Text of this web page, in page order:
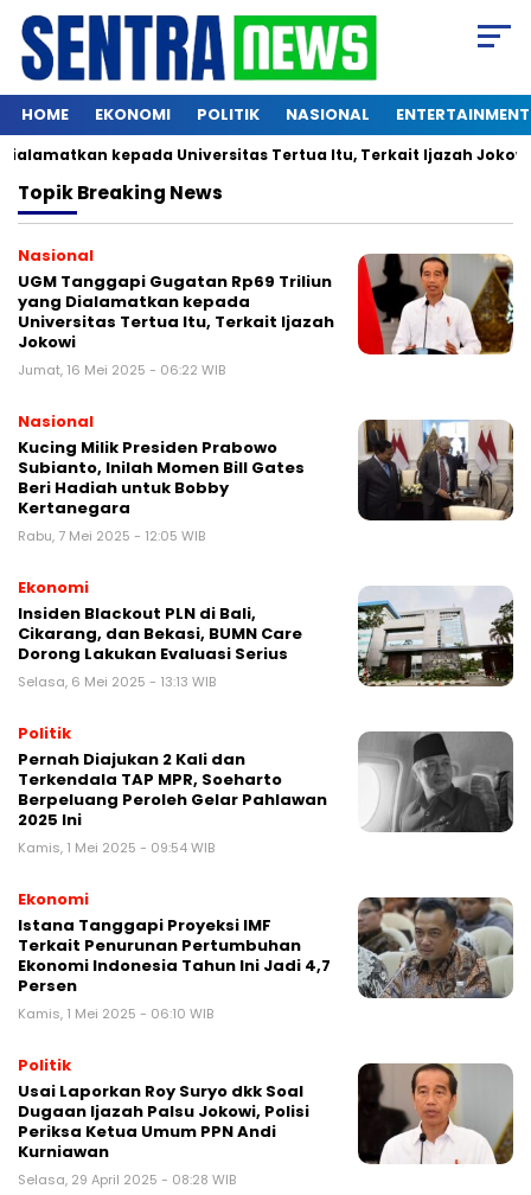
HOME EKONOMI POLITIK NASIONAL ENTERTAINMENT
kepada Universitas Tertua Itu, Terkait Ijazah Jokowi
TopikBreaking News
Nasional
UGM Tanggapi Gugatan Rp69 Triliun
yang Dialamatkan kepada
Universitas Tertua Itu, Terkait Ijazah
Jokowi
Jumat, 16 Mei 2025 - 06:22 WIB
Nasional
Kucing Milik Presiden Prabowo
Subianto, Inilah Momen Bill Gates
Beri Hadiah untuk Bobby
Kertanegara
Rabu, 7 Mei 2025 - 12:05 WIB
Ekonomi
Insiden Blackout PLN di Bali,
Cikarang, dan Bekasi, BUMN Care
Dorong Lakukan Evaluasi Serius
Selasa, 6 Mei 2025 - 13:13 WIB
Politik
Pernah Diajukan 2 Kali dan
Terkendala TAP MPR, Soeharto
Berpeluang Peroleh Gelar Pahlawan
2025 Ini
Kamis, 1 Mei 2025 - 09:54 WIB
Ekonomi
Istana Tanggapi Proyeksi IMF
Terkait Penurunan Pertumbuhan
Ekonomi Indonesia Tahun Ini Jadi 4,7
Persen
Kamis, 1 Mei 2025 - 06:10 WIB
Politik
Usai Laporkan Roy Suryo dkk Soal
Dugaan Ijazah Palsu Jokowi, Polisi
Periksa Ketua Umum PPN Andi
Kurniawan
Selasa, 29 April 2025 - 08:28 WIB